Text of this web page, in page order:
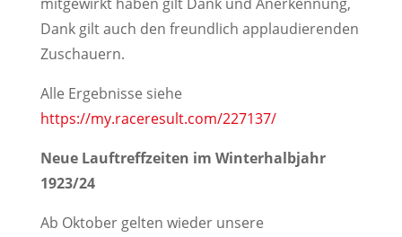
Dank gilt auch den freundlich applaudierenden
Zuschauern.
Alle Ergebnisse siehe
https://my.raceresult.com/227137/
Neue Lauftreffzeiten im Winterhalbjahr
1923/24
Ab Oktober gelten wieder unsere